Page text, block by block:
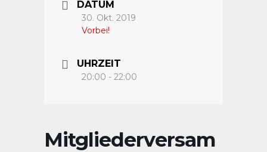
DATUM
30. Okt. 2019
Vorbei!
UHRZEIT
20:00 - 22:00
Mitgliederversam